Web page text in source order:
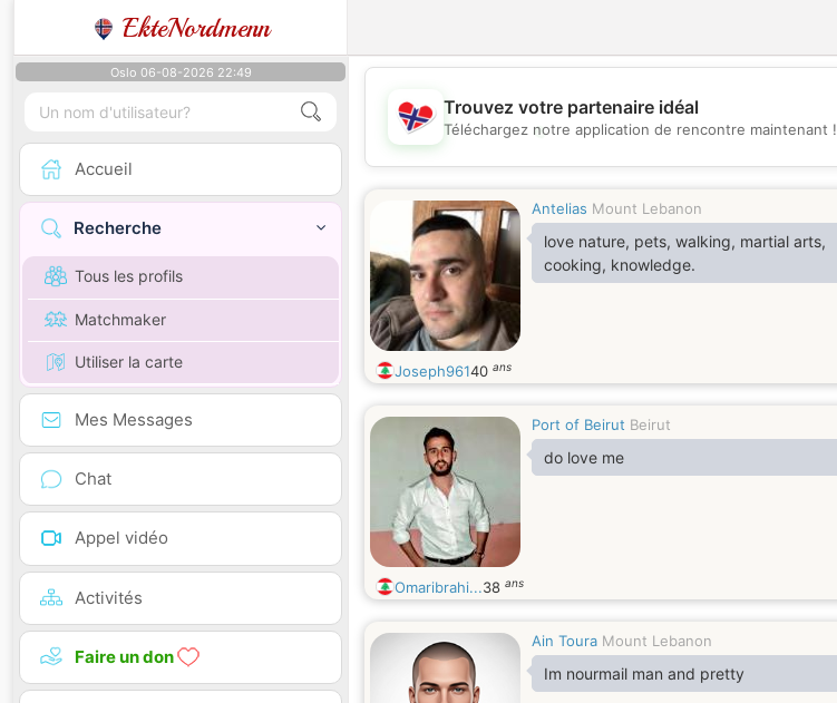
EkteNordmenn
Oslo 06-08-2026 22:49
Accueil
Recherche
Tous les profils
Matchmaker
Utiliser la carte
Mes Messages
Chat
Appel vidéo
Activités
Faire un don
💖
Trouvez votre partenaire idéal
Téléchargez notre application de rencontre maintenant !
Antelias Mount Lebanon
love nature, pets, walking, martial arts,
cooking, knowledge.
Joseph96140 ans
Port of Beirut Beirut
do love me
Omaribrahi...38 ans
Ain Toura Mount Lebanon
Im nourmail man and pretty